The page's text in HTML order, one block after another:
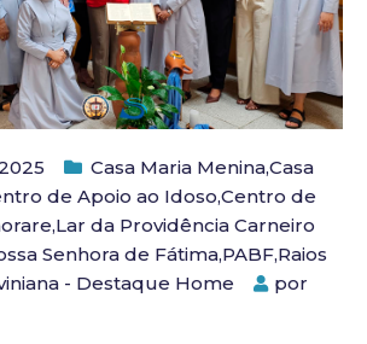
Casa Maria Menina,Casa
de Apoio ao Idoso,Centro de
,Lar da Providência Carneiro
Senhora de Fátima,PABF,Raios
- Destaque Home
por